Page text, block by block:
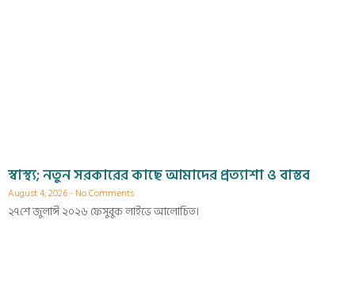
স্বাস্থ্য; নতুন সরকারের কাছে আমাদের প্রত্যাশা ও বাস্তব
August 4, 2026 No Comments
২৭শে জুলাঈ ২০২৬ ফেসুবুক লাইভে আলোচিত।